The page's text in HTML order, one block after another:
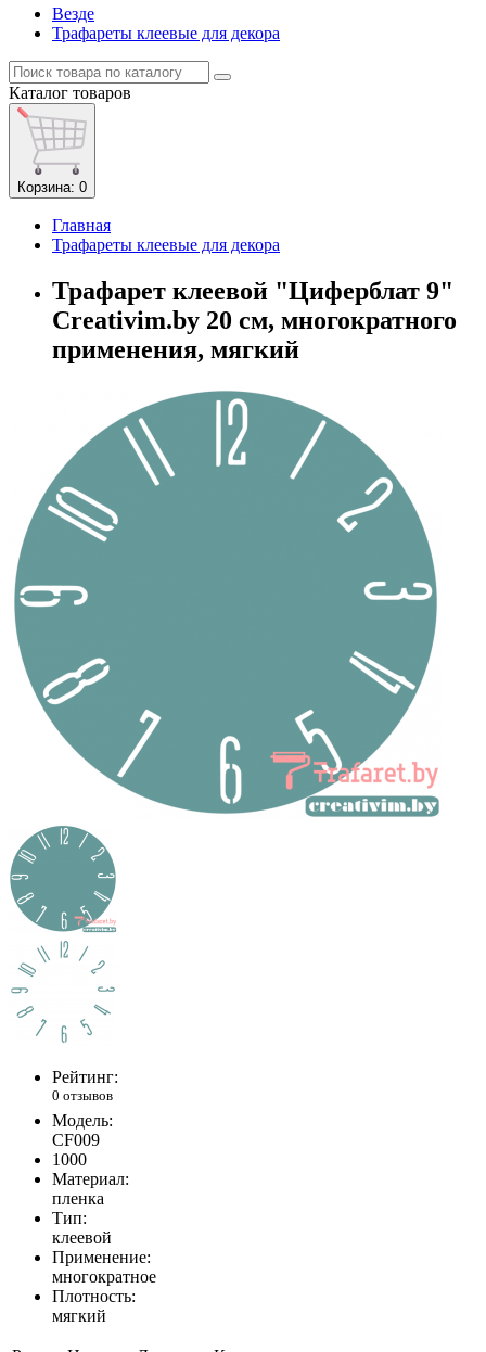
Везде
Трафареты клеевые для декора
Каталог товаров
Корзина: 0
Главная
Трафареты клеевые для декора
Трафарет клеевой "Циферблат 9"
Creativim.by 20 см, многократного
применения, мягкий
Рейтинг:
0 отзывов
Модель:
CF009
1000
Материал:
пленка
Тип:
клеевой
Применение:
многократное
Плотность:
мягкий